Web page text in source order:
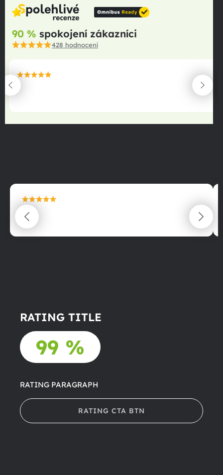
90 % spokojení zákazníci
428 hodnocení
maximální spokojenost
22.06.2025
maximální spokojenost
22.06.2025
RATING TITLE
99 %
RATING PARAGRAPH
RATING CTA BTN